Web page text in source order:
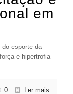
em
esporte da
e hipertrofia
0 Ler mais